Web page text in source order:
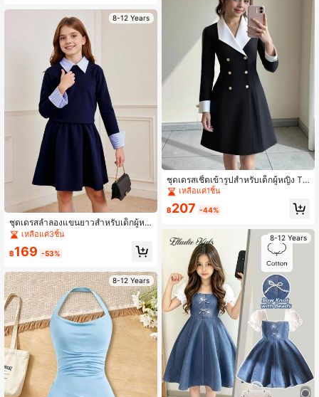
8-12 Years
ชุดเดรสลำลองแขนยาวสำหรับเด็กผู้หญิ
ง Zhongda Tong - สไตล์สปอร์ตแบบวิ
ทยาลัยมีการปะต่อลายทางและคอเสื้อห
ลากสีสัน คอลเลกชั่นฤดูใบไม้ผลิ/ใบไม้ร่
ะการสังสรรค์แบบลำลอง
เหลือแค่3ชิ้น
฿169 -53%
8-12 Years
ชุดเดรสเชิ้ตเข้ารูปสำหรับเด็กผู้หญิง Tw
een พร้อมกระโปรงพลีท แขนยาว ลำลอ
งและสวมใส่สบาย
เหลือแค่1ชิ้น
฿207 -44%
8-12 Years